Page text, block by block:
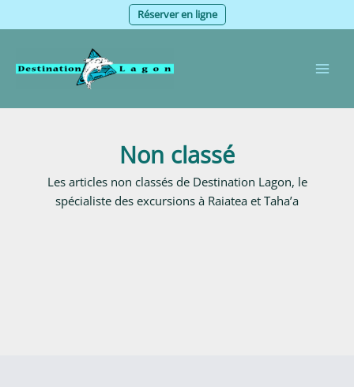
au
Réserver en ligne
Non classé
Les articles non classés de Destination Lagon, le
spécialiste des excursions à Raiatea et Taha’a